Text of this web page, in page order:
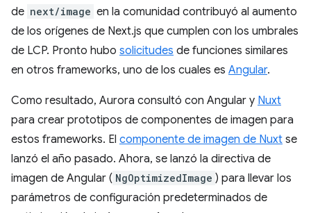
de next/image en la comunidad contribuyó al aumento
de los orígenes de Next.js que cumplen con los umbrales
de LCP. Pronto hubo solicitudes de funciones similares
en otros frameworks, uno de los cuales es Angular.
Como resultado, Aurora consultó con Angular y Nuxt
para crear prototipos de componentes de imagen para
estos frameworks. El componente de imagen de Nuxt se
lanzó el año pasado. Ahora, se lanzó la directiva de
imagen de Angular ( NgOptimizedImage ) para llevar los
parámetros de configuración predeterminados de